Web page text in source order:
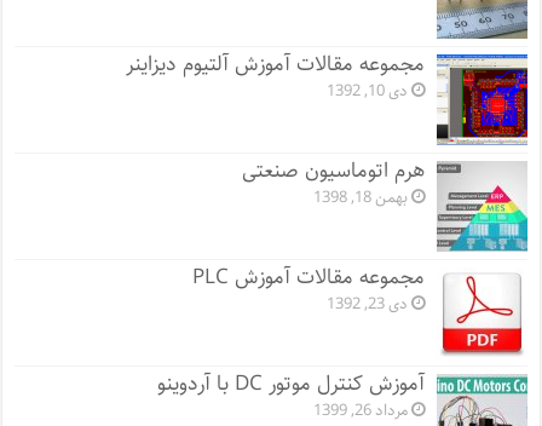
مجموعه مقالات آموزش آلتیوم دیزاینر
دی 10, 1392
هرم اتوماسیون صنعتی
بهمن 18, 1398
مجموعه مقالات آموزش PLC
دی 23, 1392
آموزش کنترل موتور DC با آردوینو
مرداد 26, 1399